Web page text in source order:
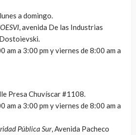
a domingo.
, avenida De las Industrias
am a 3:00 pm y viernes de 8:00 am a
Presa Chuvíscar #1108.
am a 3:00 pm y viernes de 8:00 am a
Pública Sur, Avenida Pacheco